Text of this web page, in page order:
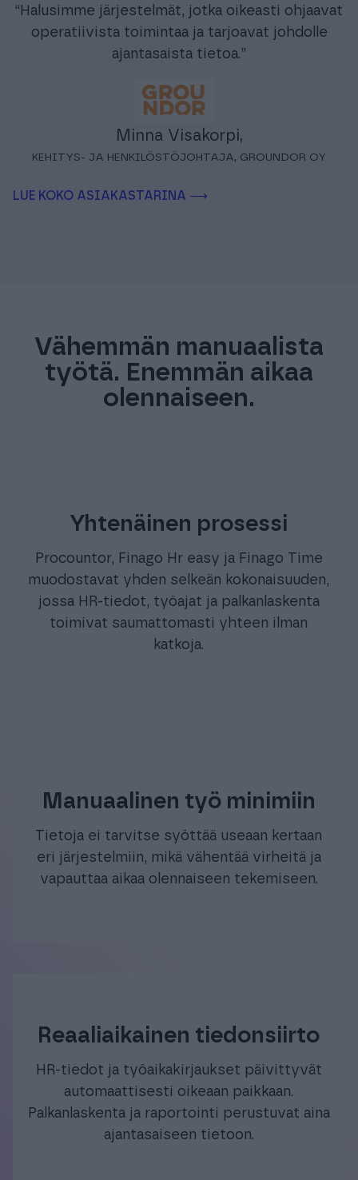
“Halusimme järjestelmät, jotka oikeasti ohjaavat
operatiivista toimintaa ja tarjoavat johdolle
ajantasaista tietoa.”
Minna Visakorpi,
KEHITYS- JA HENKILÖSTÖJOHTAJA, GROUNDOR OY
LUE KOKO ASIAKASTARINA ⟶
Vähemmän manuaalista
työtä. Enemmän aikaa
olennaiseen.
Yhtenäinen prosessi
Procountor, Finago Hr easy ja Finago Time
muodostavat yhden selkeän kokonaisuuden,
jossa HR-tiedot, työajat ja palkanlaskenta
toimivat saumattomasti yhteen ilman
katkoja.
Manuaalinen työ minimiin
Tietoja ei tarvitse syöttää useaan kertaan
eri järjestelmiin, mikä vähentää virheitä ja
vapauttaa aikaa olennaiseen tekemiseen.
Reaaliaikainen tiedonsiirto
HR-tiedot ja työaikakirjaukset päivittyvät
automaattisesti oikeaan paikkaan.
Palkanlaskenta ja raportointi perustuvat aina
ajantasaiseen tietoon.